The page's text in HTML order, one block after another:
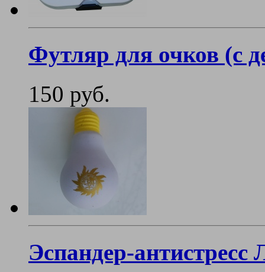
Футляр для очков (с
150 руб.
Эспандер-антистресс